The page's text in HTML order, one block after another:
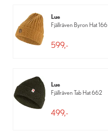
Lue
Fjällräven Byron Hat 166
599,-
Lue
Fjällräven Tab Hat 662
499,-